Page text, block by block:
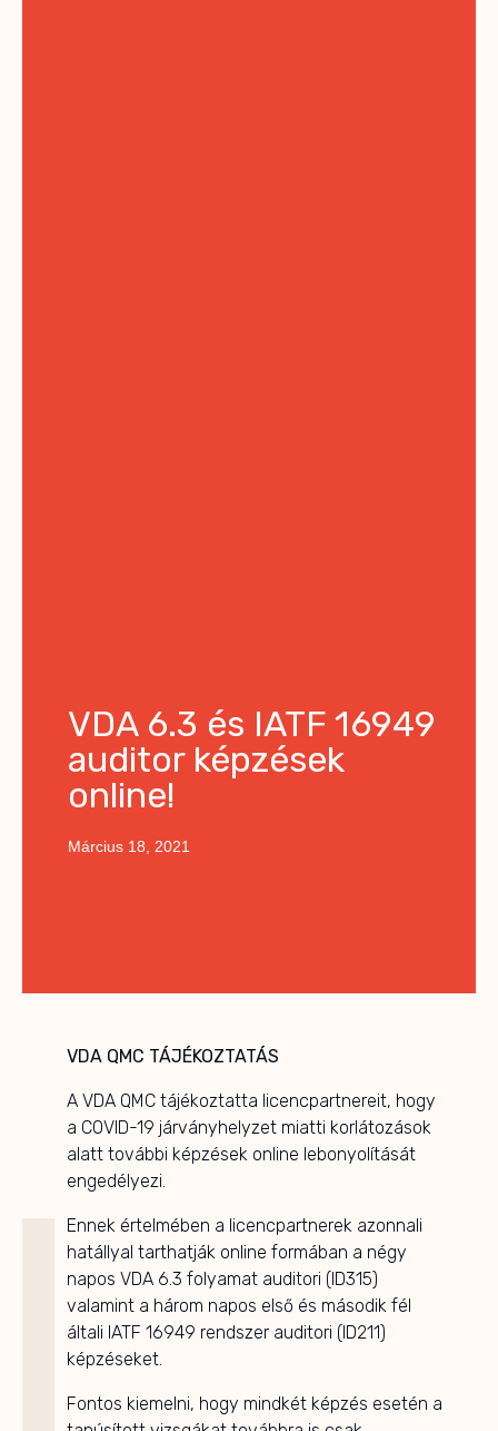
VDA 6.3 és IATF 16949
auditor képzések
online!
Március 18, 2021
VDA QMC TÁJÉKOZTATÁS
A VDA QMC tájékoztatta licencpartnereit, hogy
a COVID-19 járványhelyzet miatti korlátozások
alatt további képzések online lebonyolítását
engedélyezi.
Ennek értelmében a licencpartnerek azonnali
hatállyal tarthatják online formában a négy
napos VDA 6.3 folyamat auditori (ID315)
valamint a három napos első és második fél
általi IATF 16949 rendszer auditori (ID211)
képzéseket.
Fontos kiemelni, hogy mindkét képzés esetén a